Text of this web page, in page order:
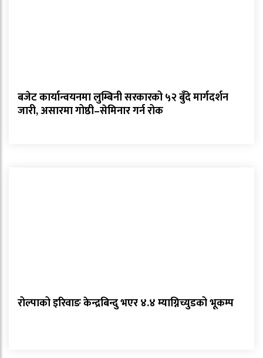
बजेट कार्यान्वयनमा लुम्बिनी सरकारको ५२ बुँदे मार्गदर्शन
जारी, असारमा गोष्ठी–सेमिनार गर्न रोक
रोल्पाको इरिवाङ केन्द्रबिन्दु भएर ४.४ म्याग्निच्युडको भूकम्प